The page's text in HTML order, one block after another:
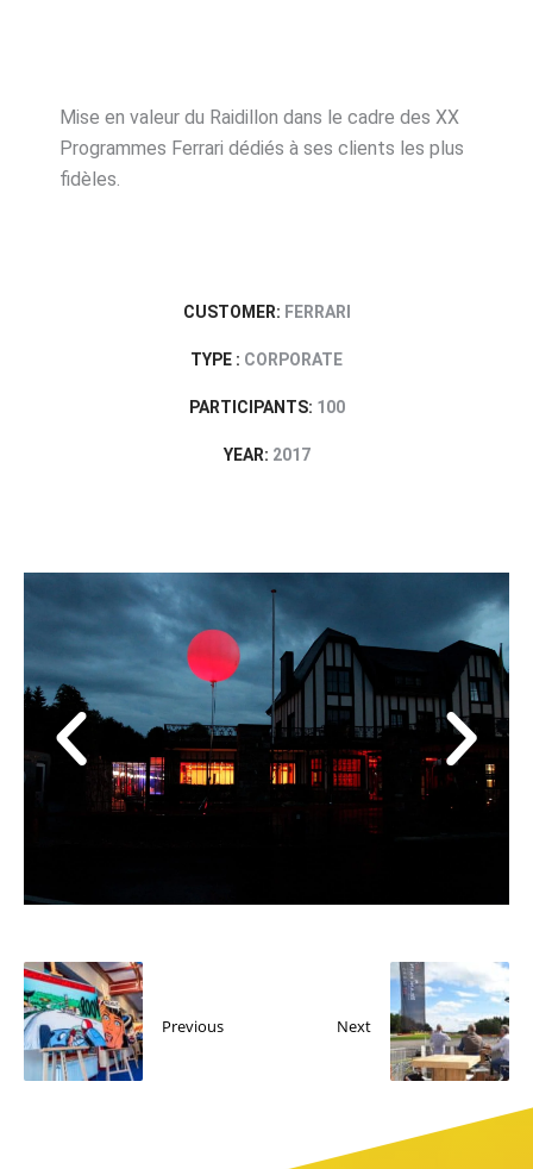
Mise en valeur du Raidillon dans le cadre des XX
Programmes Ferrari dédiés à ses clients les plus
fidèles.
CUSTOMER: FERRARI
TYPE : CORPORATE
PARTICIPANTS: 100
YEAR: 2017
Previous Next